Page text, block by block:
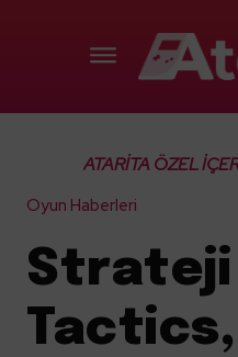
ATARİTA ÖZEL
Oyun Haberleri
Strateji